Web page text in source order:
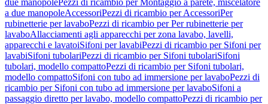
due manopolePezzi di ricambio per Montaggio a parete, miscelatore
a due manopoleAccessoriPezzi di ricambio per AccessoriPer
rubinetterie per lavaboPezzi di ricambio per Per rubinetterie per
lavaboAllacciamenti agli apparecchi per zona lavabo, lavelli,
apparecchi e lavatoiSifoni per lavabiPezzi di ricambio per Sifoni per
lavabiSifoni tubolariPezzi di ricambio per Sifoni tubolariSifoni
tubolari, modello compattoPezzi di ricambio per Sifoni tubolari,
modello compattoSifoni con tubo ad immersione per lavaboPezzi di
ricambio per Sifoni con tubo ad immersione per lavaboSifoni a
passaggio diretto per lavabo, modello compattoPezzi di ricambio per